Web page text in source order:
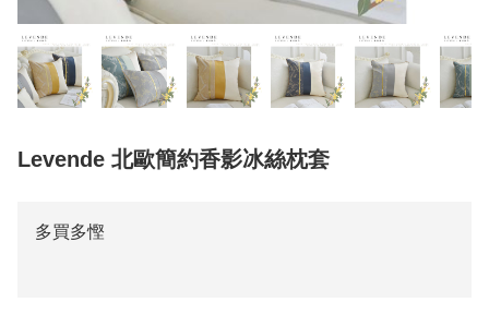
Levende 北歐簡約香影冰絲枕套
多買多慳